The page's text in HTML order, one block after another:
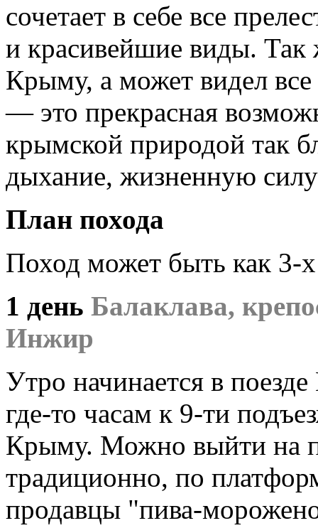
сочетает в себе все
и красивейшие виды. Так
Крыму, а может видел все
— это прекрасная
крымской природой так
дыхание, жизненную
План похода
Поход может быть как 3-
1 день Балаклава,
Инжир
Утро начинается в
где-то часам к 9-ти
Крыму. Можно выйти на
традиционно, по
продавцы "пива-